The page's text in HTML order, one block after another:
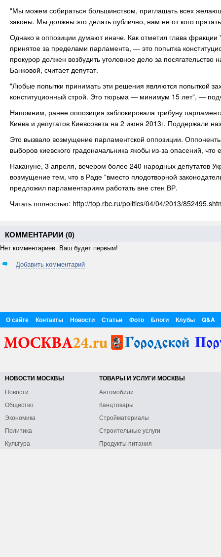
"Мы можем собираться большинством, приглашать всех
законы. Мы должны это делать публично, нам не от кого
Однако в оппозиции думают иначе. Как отметил глава
принятое за пределами парламента, — это попытка
прокурор должен возбудить уголовное дело за
Банковой, считает депутат.
"Любые попытки принимать эти решения являются попыткой
конституционный строй. Это тюрьма — минимум 15 лет", —
Напомним, ранее оппозиция заблокировала трибуну
Киева и депутатов Киевсовета на 2 июня 2013г. Поддержали
Это вызвало возмущение парламентской оппозиции.
выборов киевского градоначальника якобы из-за опасений, что
Накануне, 3 апреля, вечером более 240 народных депутатов
возмущение тем, что в Раде "вместо плодотворной
предложил парламентариям работать вне стен ВР.
Читать полностью: http://top.rbc.ru/politics/04/04/2013/
КОММЕНТАРИИ (0)
Нет комментариев. Ваш будет первым!
Добавить комментарий
О сайте Контакты Новости Статьи Фото Блоги Клубы Q&A
НОВОСТИ МОСКВЫ
Новости
Общество
Экономика
Политика
Культура
ТОВАРЫ И УСЛУГИ МОСКВЫ
Автомобили
Канцтовары
Стройматериалы
Строительные услуги
Продукты питания